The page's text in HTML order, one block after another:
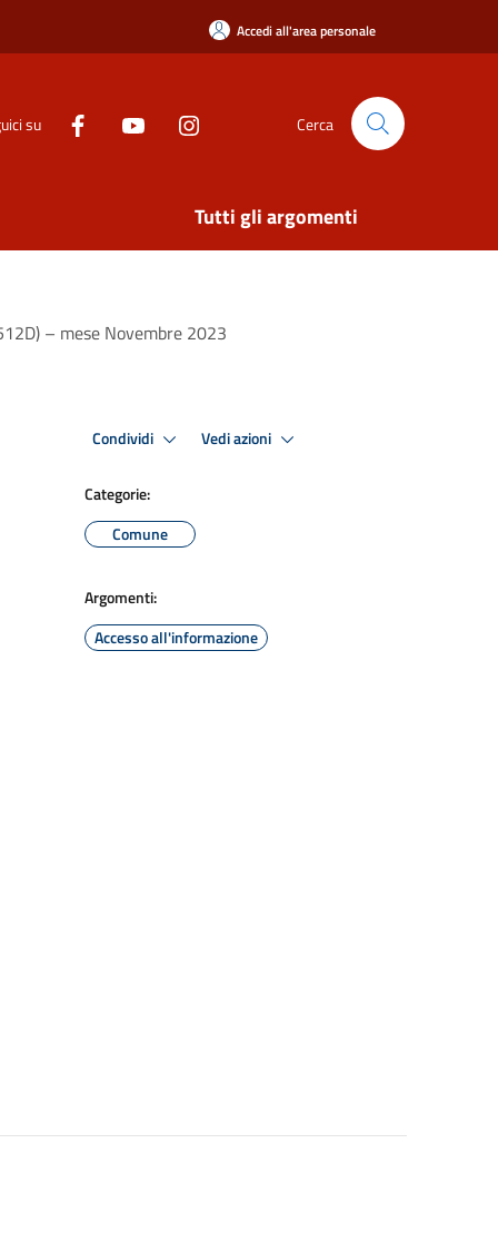
Accedi all'area personale
su Cerca
Tutti gli argomenti
– mese Novembre 2023
Condividi Vedi azioni
Categorie:
Comune
Argomenti:
Accesso all'informazione